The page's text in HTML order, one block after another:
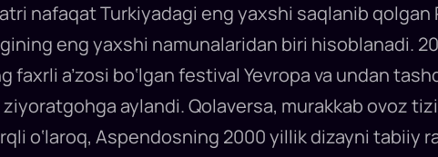
nafaqat Turkiyadagi eng yaxshi saqlanib qolgan
eng yaxshi namunalaridan biri hisoblanadi.
a’zosi bo‘lgan festival Yevropa va undan
aylandi. Qolaversa, murakkab ovoz
o‘laroq, Aspendosning 2000 yillik dizayni tabiiy